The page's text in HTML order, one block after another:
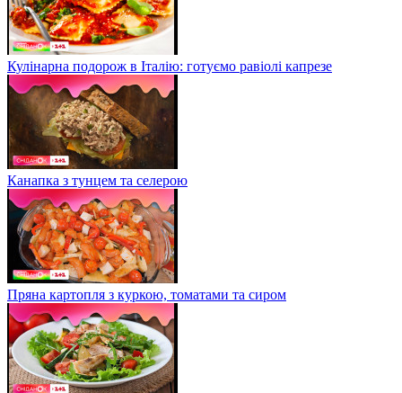
Кулінарна подорож в Італію: готуємо равіолі капрезе
Канапка з тунцем та селерою
Пряна картопля з куркою, томатами та сиром